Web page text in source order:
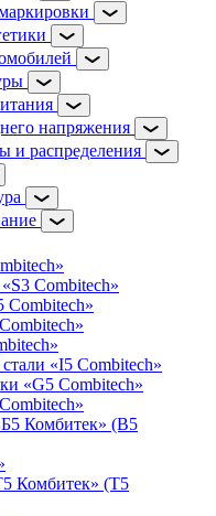
напряжения
и распределения
Combitech»
Combitech»
«I5 Combitech»
«G5 Combitech»
Комбитек» (B5
Комбитек» (T5